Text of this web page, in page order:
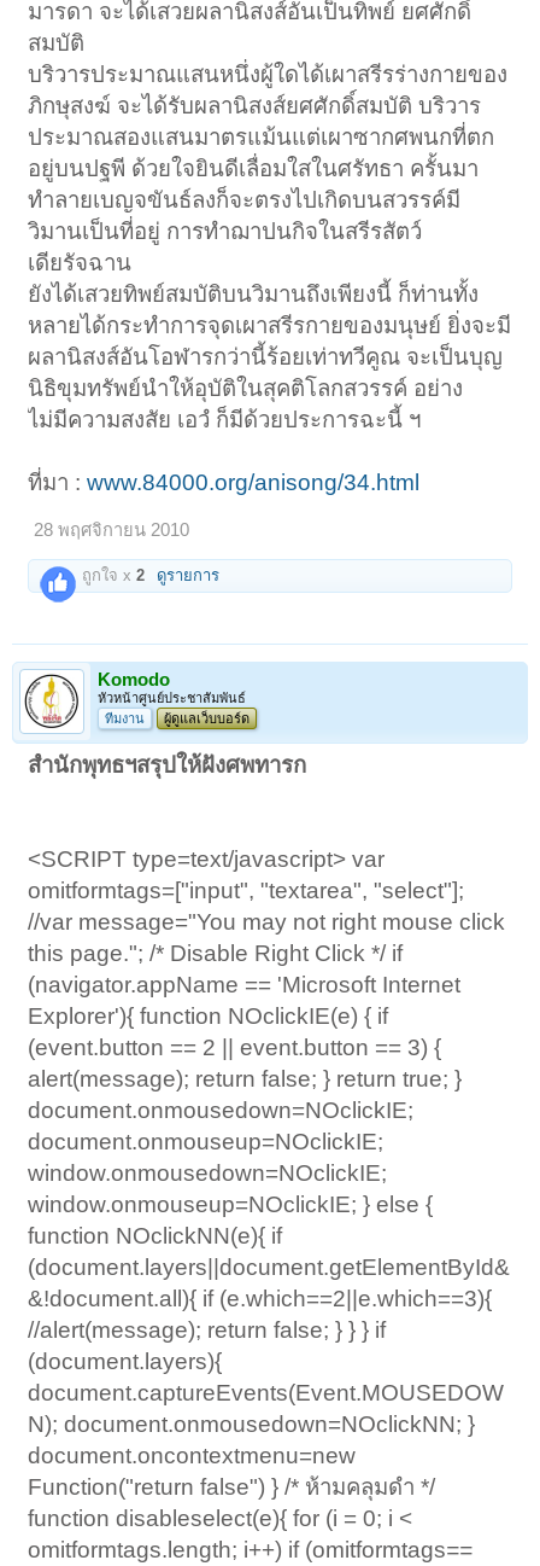
มารดา จะได้เสวยผลานิสงส์อันเป็นทิพย์ ยศศักดิ์
สมบัติ
บริวารประมาณแสนหนึ่งผู้ใดได้เผาสรีรร่างกายของ
ภิกษุสงฆ์ จะได้รับผลานิสงส์ยศศักดิ์สมบัติ บริวาร
ประมาณสองแสนมาตรแม้นแต่เผาซากศพนกที่ตก
อยู่บนปฐพี ด้วยใจยินดีเลื่อมใสในศรัทธา ครั้นมา
ทำลายเบญจขันธ์ลงก็จะตรงไปเกิดบนสวรรค์มี
วิมานเป็นที่อยู่ การทำฌาปนกิจในสรีรสัตว์
เดียรัจฉาน
ยังได้เสวยทิพย์สมบัติบนวิมานถึงเพียงนี้ ก็ท่านทั้ง
หลายได้กระทำการจุดเผาสรีรกายของมนุษย์ ยิ่งจะมี
ผลานิสงส์อันโอฬารกว่านี้ร้อยเท่าทวีคูณ จะเป็นบุญ
นิธิขุมทรัพย์นำให้อุบัติในสุคติโลกสวรรค์ อย่าง
ไม่มีความสงสัย เอวํ ก็มีด้วยประการฉะนี้ ฯ
ที่มา :www.84000.org/anisong/34.html
28 พฤศจิกายน 2010
ถูกใจ x2 ดูรายการ
Komodo
หัวหน้าศูนย์ประชาสัมพันธ์
ทีมงาน
ผู้ดูแลเว็บบอร์ด
สำนักพุทธฯสรุปให้ฝังศพทารก
<SCRIPT type=text/javascript> var
omitformtags=["input", "textarea", "select"];
//var message="You may not right mouse click
this page."; /* Disable Right Click */ if
(navigator.appName == 'Microsoft Internet
Explorer'){ function NOclickIE(e) { if
(event.button == 2 || event.button == 3) {
alert(message); return false; } return true; }
document.onmousedown=NOclickIE;
document.onmouseup=NOclickIE;
window.onmousedown=NOclickIE;
window.onmouseup=NOclickIE; } else {
function NOclickNN(e){ if
(document.layers||document.getElementById&
&!document.all){ if (e.which==2||e.which==3){
//alert(message); return false; } } } if
(document.layers){
document.captureEvents(Event.MOUSEDOW
N); document.onmousedown=NOclickNN; }
document.oncontextmenu=new
Function("return false") } /* ห้ามคลุมดำ */
function disableselect(e){ for (i = 0; i <
omitformtags.length; i++) if (omitformtags==